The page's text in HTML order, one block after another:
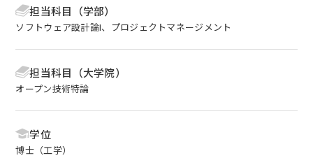
担当科目（学部）
ソフトウェア設計論I、プロジェクトマネージメント
担当科目（大学院）
オープン技術特論
学位
博士（工学）